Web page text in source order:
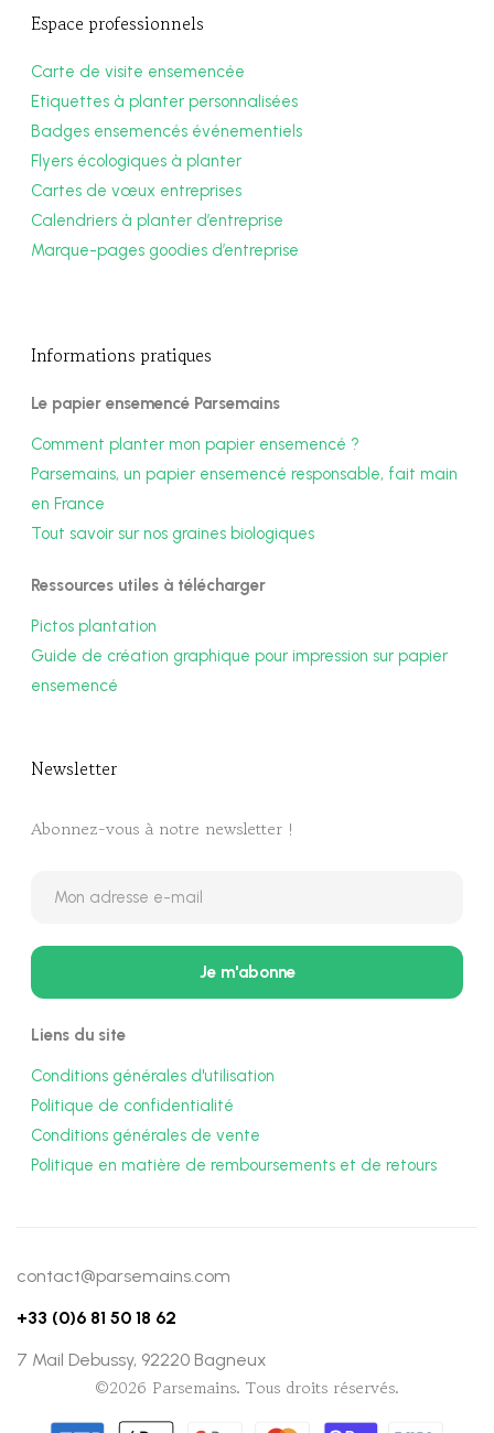
Espace professionnels
Carte de visite ensemencée
Etiquettes à planter personnalisées
Badges ensemencés événementiels
Flyers écologiques à planter
Cartes de vœux entreprises
Calendriers à planter d’entreprise
Marque-pages goodies d’entreprise
Informations pratiques
Le papier ensemencé Parsemains
Comment planter mon papier ensemencé ?
Parsemains, un papier ensemencé responsable, fait main
en France
Tout savoir sur nos graines biologiques
Ressources utiles à télécharger
Pictos plantation
Guide de création graphique pour impression sur papier
ensemencé
Newsletter​
Abonnez-vous à notre newsletter !
Liens du site
Conditions générales d'utilisation
Politique de confidentialité
Conditions générales de vente
Politique en matière de remboursements et de retours
contact@parsemains.com
+33 (0)6 81 50 18 62
7 Mail Debussy, 92220 Bagneux
©2026 Parsemains. Tous droits réservés.